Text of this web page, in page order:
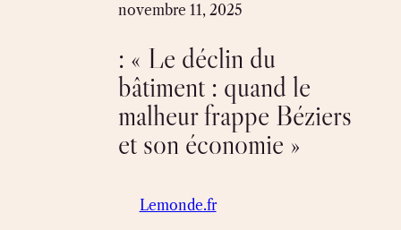
novembre 11, 2025
: « Le déclin du
bâtiment : quand le
malheur frappe Béziers
et son économie »
Lemonde.fr